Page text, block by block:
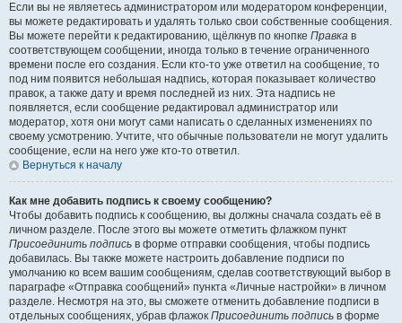
Если вы не являетесь администратором или модератором конференции,
вы можете редактировать и удалять только свои собственные сообщения.
Вы можете перейти к редактированию, щёлкнув по кнопке Правка в
соответствующем сообщении, иногда только в течение ограниченного
времени после его создания. Если кто-то уже ответил на сообщение, то
под ним появится небольшая надпись, которая показывает количество
правок, а также дату и время последней из них. Эта надпись не
появляется, если сообщение редактировал администратор или
модератор, хотя они могут сами написать о сделанных изменениях по
своему усмотрению. Учтите, что обычные пользователи не могут удалить
сообщение, если на него уже кто-то ответил.
Вернуться к началу
Как мне добавить подпись к своему сообщению?
Чтобы добавить подпись к сообщению, вы должны сначала создать её в
личном разделе. После этого вы можете отметить флажком пункт
Присоединить подпись в форме отправки сообщения, чтобы подпись
добавилась. Вы также можете настроить добавление подписи по
умолчанию ко всем вашим сообщениям, сделав соответствующий выбор в
параграфе «Отправка сообщений» пункта «Личные настройки» в личном
разделе. Несмотря на это, вы сможете отменить добавление подписи в
отдельных сообщениях, убрав флажок Присоединить подпись в форме